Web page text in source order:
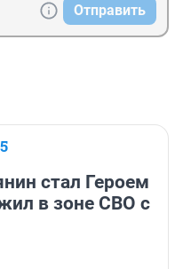
Отправить
стал Героем
в зоне СВО с